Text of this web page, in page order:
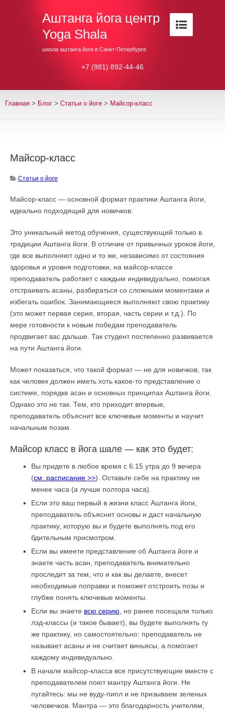
Аштанга йога центр
Yoga Shala
школа аштанга йоги в Санкт-Петербурге
+7 (981) 892-44-46
Главная > Блог > Cтатьи о йоге > Майсор-класс
Майсор-класс
Cтатьи о йоге
Майсор-класс — основной формат практики Аштанга йоги,
идеально подходящий для новичков.
Это уникальный метод обучения, существующий только в
традиции Аштанга йоги. В отличие от привычных уроков йоги,
где все выполняют одно и то же, независимо от состояния
здоровья и уровня подготовки, на майсор-классе
преподаватель работает с каждым индивидуально, помогая
отстраивать асаны, разбираться со сложными моментами и
избегать ошибок. Занимающиеся выполняют свою практику
(это может первая серия, вторая, часть серии и т.д.). По
мере готовности к новым победам преподаватель
продвигает вас дальше. Так студент постепенно развивается
на пути Аштанга йоги.
Может показаться, что такой формат — не для новичков, так
как человек должен иметь хоть какое-то представление о
системе, порядке асан и основных принципах Аштанга йоги.
Однако это не так. Тем, кто приходит впервые,
преподаватель объяснит все ключевые моменты и научит
начальным позам.
Майсор класс в йога шале — как это будет:
Вы придете в любое время c 6.15 утра до 9 вечера
(см. расписание >>). Оставьте себе на практику не
менее часа (а лучше полтора часа).
Если это ваш первый в жизни класс Аштанга йоги,
преподаватель объяснит основы и даст начальную
практику, которую вы и будете выполнять под его
бдительным присмотром.
Если вы имеете представление об Аштанга йоге и
знаете часть асан, преподаватель внимательно
проследит за тем, что и как вы делаете, внесет
необходимые поправки и поможет отстроить позы и
глубже понять ключевые моменты.
Если вы знаете всю серию,
но ранее посещали только
лэд-классы (и такое бывает), вы будете выполнять ту
же практику, но самостоятельно: преподаватель не
называет асаны и не считает виньясы, а помогает
каждому индивидуально.
В начале майсор-класса все присутствующие вместе с
преподавателем поют мантру Аштанга йоги. Не
пугайтесь: мы не вуду-пипл и не призываем зеленых
человечков. Мантра — это благодарность учителям,